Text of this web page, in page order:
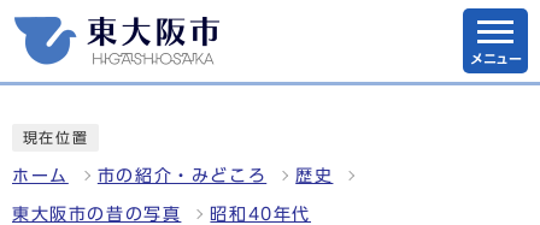
メニュー
現在位置
ホーム 市の紹介・みどころ 歴史
東大阪市の昔の写真 昭和40年代